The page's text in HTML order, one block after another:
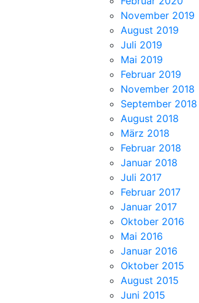
November 2019
August 2019
Juli 2019
Mai 2019
Februar 2019
November 2018
September 2018
August 2018
März 2018
Februar 2018
Januar 2018
Juli 2017
Februar 2017
Januar 2017
Oktober 2016
Mai 2016
Januar 2016
Oktober 2015
August 2015
Juni 2015